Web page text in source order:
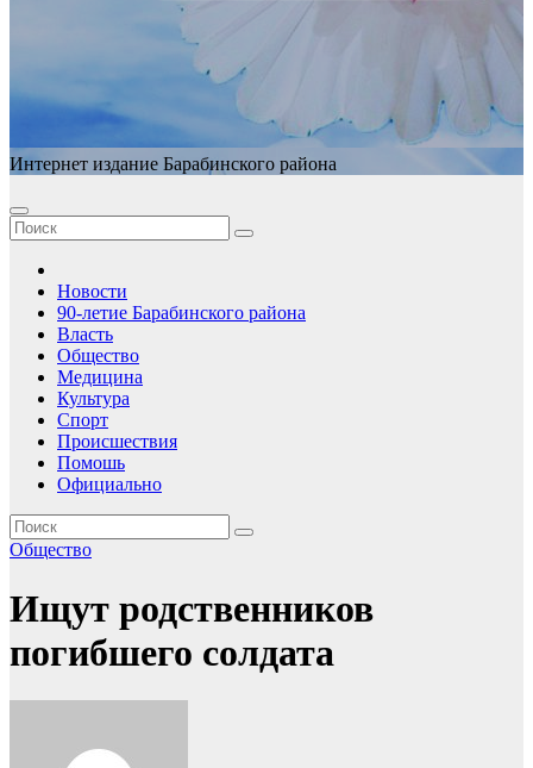
Интернет издание Барабинского района
Новости
90-летие Барабинского района
Власть
Общество
Медицина
Культура
Спорт
Происшествия
Помошь
Официально
Общество
Ищут родственников
погибшего солдата